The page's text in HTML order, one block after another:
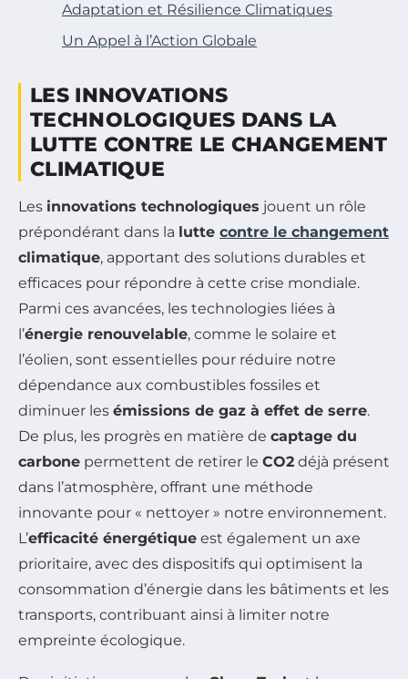
Adaptation et Résilience Climatiques
Un Appel à l’Action Globale
LES INNOVATIONS
TECHNOLOGIQUES DANS LA
LUTTE CONTRE LE CHANGEMENT
CLIMATIQUE
Les innovations technologiques jouent un rôle
prépondérant dans la lutte contre le changement
climatique, apportant des solutions durables et
efficaces pour répondre à cette crise mondiale.
Parmi ces avancées, les technologies liées à
l’énergie renouvelable, comme le solaire et
l’éolien, sont essentielles pour réduire notre
dépendance aux combustibles fossiles et
diminuer les émissions de gaz à effet de serre.
De plus, les progrès en matière de captage du
carbone permettent de retirer le CO2 déjà présent
dans l’atmosphère, offrant une méthode
innovante pour « nettoyer » notre environnement.
L’efficacité énergétique est également un axe
prioritaire, avec des dispositifs qui optimisent la
consommation d’énergie dans les bâtiments et les
transports, contribuant ainsi à limiter notre
empreinte écologique.